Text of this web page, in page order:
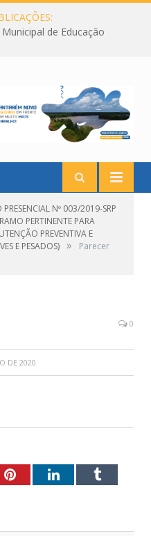
de Educação
PRESENCIAL Nº 003/2019-SRP
PERTINENTE PARA
PREVENTIVA E
E PESADOS) »
Parecer
0
DE 2020
PinterestLinkedInTumblr